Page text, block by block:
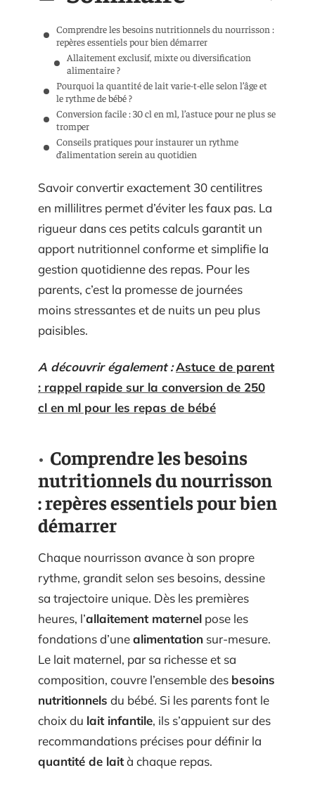
Comprendre les besoins nutritionnels du nourrisson :
repères essentiels pour bien démarrer
Allaitement exclusif, mixte ou diversification
alimentaire ?
Pourquoi la quantité de lait varie-t-elle selon l’âge et
le rythme de bébé ?
Conversion facile : 30 cl en ml, l’astuce pour ne plus se
tromper
Conseils pratiques pour instaurer un rythme
d’alimentation serein au quotidien
Savoir convertir exactement 30 centilitres
en millilitres permet d’éviter les faux pas. La
rigueur dans ces petits calculs garantit un
apport nutritionnel conforme et simplifie la
gestion quotidienne des repas. Pour les
parents, c’est la promesse de journées
moins stressantes et de nuits un peu plus
paisibles.
A découvrir également :Astuce de parent
: rappel rapide sur la conversion de 250
cl en ml pour les repas de bébé
Comprendre les besoins
nutritionnels du nourrisson
: repères essentiels pour bien
démarrer
Chaque nourrisson avance à son propre
rythme, grandit selon ses besoins, dessine
sa trajectoire unique. Dès les premières
heures, l’allaitement maternel pose les
fondations d’unealimentation sur-mesure.
Le lait maternel, par sa richesse et sa
composition, couvre l’ensemble des besoins
nutritionnels du bébé. Si les parents font le
choix du lait infantile, ils s’appuient sur des
recommandations précises pour définir la
quantité de laità chaque repas.